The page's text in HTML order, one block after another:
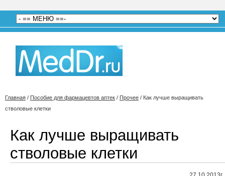
Главная / Пособие для фармацевтов аптек / Прочее / Как лучше выращивать
стволовые клетки
Как лучше выращивать
стволовые клетки